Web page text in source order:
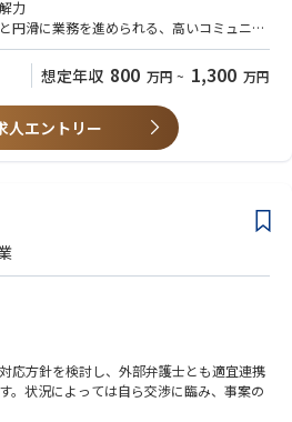
先端領域において、企業のリアルな課題解
。構想・プロトタイピング・実装までを自
感が得られます。
ェクトの技術品質・再利用性を高める役
思決定を担います。
オーナー: ビジネス側と密に連携し、要件
最大化まで一貫して責任を持つポジショ
ダー : グループ内の開発リソースや専門部
数の出向・支援案件をマネジメントする管
リア。
会社において、同グループへ寄せられる多
AIテクノロジー領域の案件に携わります。
る総合的な業務経験に加え、新規事業や組
発といった実務も経験できます。グループ
みを通じて、この領域の事業拡大に貢献し
キャリアを築き、経営目線での業務経験を
力
円滑に業務を進められる、高いコミュニケ
ットビジネス業界における知財業務経験
関与経験
等の技術・知財動向を継続的に把握・分析
海外出願、海外特許事務所との折衝経験）
想定年収 800 万円 ~ 1,300 万円
人エントリー
応方針を検討し、外部弁護士とも適宜連携
。状況によっては自ら交渉に臨み、事案の